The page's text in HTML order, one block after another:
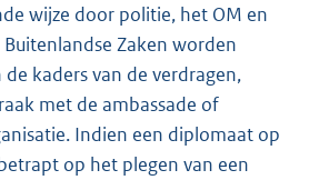
wijze door politie, het OM en
Zaken worden
kaders van de verdragen,
met de ambassade of
Indien een diplomaat op
op het plegen van een